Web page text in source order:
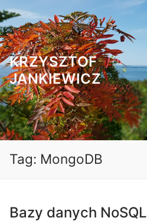
Przejdź
do
treści
KRZYSZTOF
JANKIEWICZ
Tag: MongoDB
Bazy danych NoSQL